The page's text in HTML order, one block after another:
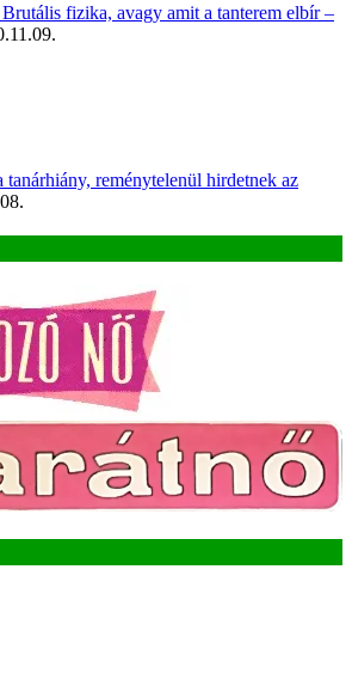
fizika, avagy amit a tanterem elbír –
tanárhiány, reménytelenül hirdetnek az